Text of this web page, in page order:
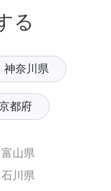
る
神奈川県
都府
富山県
石川県